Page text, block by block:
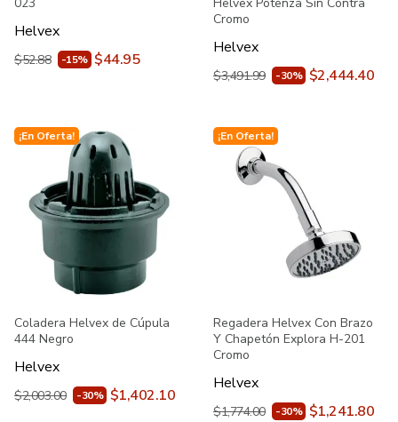
Helvex
$52.88 -15% $44.95
Cromo
Helvex
$3,491.99 -30% $2,444.40
¡En Oferta!
Coladera Helvex de Cúpula
444 Negro
Helvex
$2,003.00 -30% $1,402.10
¡En Oferta!
Regadera Helvex Con Brazo
Y Chapetón Explora H-201
Cromo
Helvex
$1,774.00 -30% $1,241.80